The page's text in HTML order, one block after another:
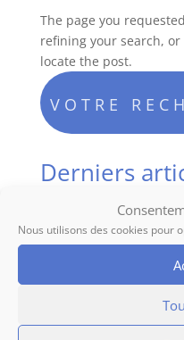
Nous utilisons des cookies pour
The page you
refining your search,
locate the post.
Derniers
ALERTE RENFORCÉE
ARRÊTÉ PERMANENT
OUVERTS AU PUBLIC
ARRETE RELATIF AU
RECHERCHE UN AGENT